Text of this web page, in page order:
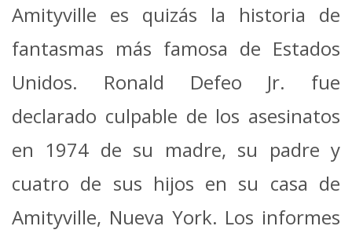
Amityville es quizás la historia de
fantasmas más famosa de Estados
Unidos. Ronald Defeo Jr. fue
declarado culpable de los asesinatos
en 1974 de su madre, su padre y
cuatro de sus hijos en su casa de
Amityville, Nueva York. Los informes